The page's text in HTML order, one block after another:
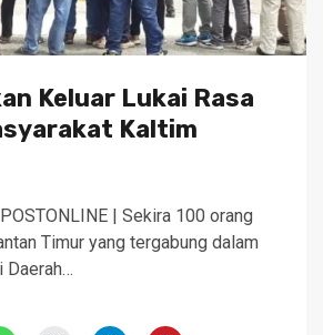
Keluar Lukai Rasa
Kaltim
| Sekira 100 orang
Timur yang tergabung dalam
Daerah…